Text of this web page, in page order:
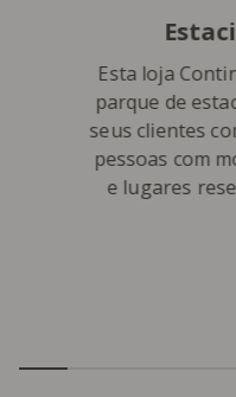
Esta loja
parque de
seus clientes
pessoas com
e lugares